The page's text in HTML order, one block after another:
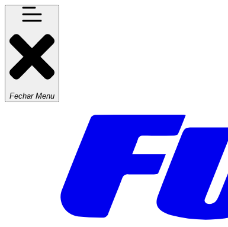
Fechar Menu